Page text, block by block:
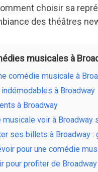
choisir sa
des théâtres
musicales à
comédie musicale à
à Broadway
à Broadway
voir à Broadway
ses billets à Broadway :
pour une comédie
pour profiter de